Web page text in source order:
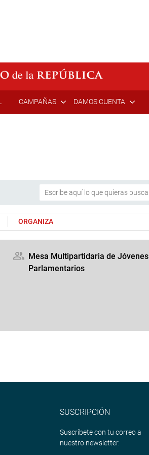
CAMPAÑAS DAMOS CUENTA
ORGANIZA
Mesa Multipartidaria de Jóvenes
Parlamentarios
SUSCRIPCIÓN
Suscríbete con tu correo a
nuestro newsletter.